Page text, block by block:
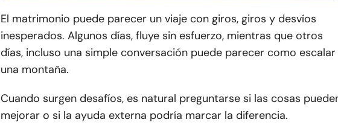
El matrimonio puede parecer un viaje con giros, giros y desvíos
inesperados. Algunos días, fluye sin esfuerzo, mientras que otros
días, incluso una simple conversación puede parecer como escalar
una montaña.
Cuando surgen desafíos, es natural preguntarse si las cosas
mejorar o si la ayuda externa podría marcar la diferencia.